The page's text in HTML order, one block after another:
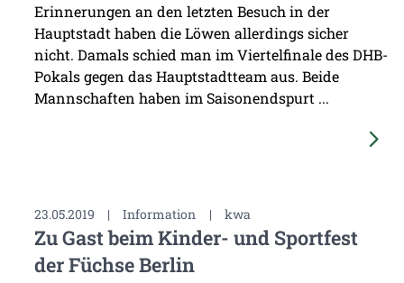
Erinnerungen an den letzten Besuch in der
Hauptstadt haben die Löwen allerdings sicher
nicht. Damals schied man im Viertelfinale des DHB-
Pokals gegen das Hauptstadtteam aus. Beide
Mannschaften haben im Saisonendspurt ...
23.05.2019 | Information | kwa
Zu Gast beim Kinder- und Sportfest
der Füchse Berlin